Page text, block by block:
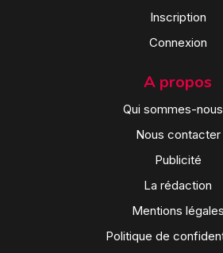
Inscription
Connexion
A propos
Qui sommes-
Nous contacter
Publicité
La rédaction
Mentions légales
Politique de